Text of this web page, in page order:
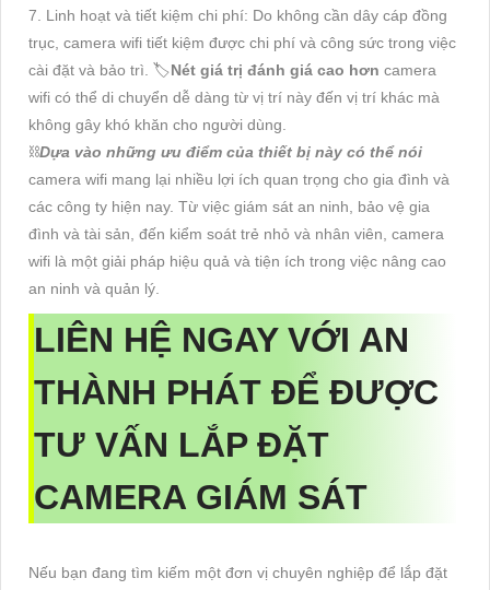
7. Linh hoạt và tiết kiệm chi phí: Do không cần dây cáp đồng
trục, camera wifi tiết kiệm được chi phí và công sức trong việc
cài đặt và bảo trì. 🏷Nét giá trị đánh giá cao hơn camera
wifi có thể di chuyển dễ dàng từ vị trí này đến vị trí khác mà
không gây khó khăn cho người dùng.
⛓Dựa vào những ưu điểm của thiết bị này có thể nói
camera wifi mang lại nhiều lợi ích quan trọng cho gia đình và
các công ty hiện nay. Từ việc giám sát an ninh, bảo vệ gia
đình và tài sản, đến kiểm soát trẻ nhỏ và nhân viên, camera
wifi là một giải pháp hiệu quả và tiện ích trong việc nâng cao
an ninh và quản lý.
LIÊN HỆ NGAY VỚI AN
THÀNH PHÁT ĐỂ ĐƯỢC
TƯ VẤN LẮP ĐẶT
CAMERA GIÁM SÁT
Nếu bạn đang tìm kiếm một đơn vị chuyên nghiệp để lắp đặt